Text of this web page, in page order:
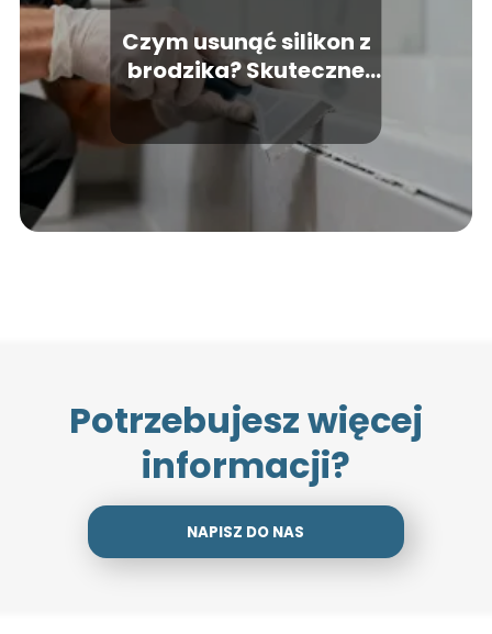
Czym usunąć silikon z
brodzika? Skuteczne
sposoby i porady
Potrzebujesz więcej
informacji?
NAPISZ DO NAS